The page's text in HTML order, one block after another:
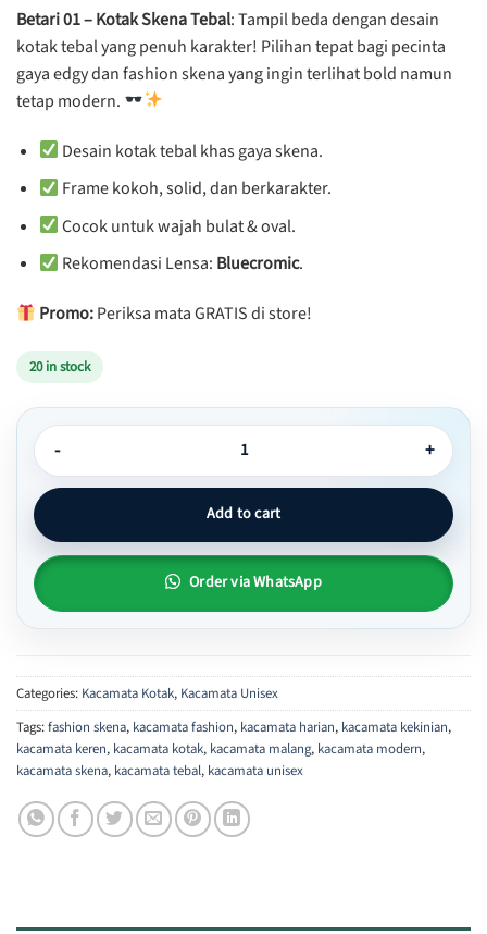
Betari 01 – Kotak Skena Tebal: Tampil beda dengan desain
kotak tebal yang penuh karakter! Pilihan tepat bagi pecinta
gaya edgy dan fashion skena yang ingin terlihat bold namun
tetap modern.
Desain kotak tebal khas gaya skena.
Frame kokoh, solid, dan berkarakter.
Cocok untuk wajah bulat & oval.
Rekomendasi Lensa: Bluecromic.
Promo:Periksa mata GRATIS di store!
20 in stock
Kacamata Kotak Skena Tebal Keren - Betari 01 quantity
Add to cart
Order via WhatsApp
Categories: Kacamata Kotak, Kacamata Unisex
Tags:fashion skena, kacamata fashion, kacamata harian, kacamata kekinian,
kacamata keren, kacamata kotak, kacamata malang, kacamata modern,
kacamata skena, kacamata tebal, kacamata unisex